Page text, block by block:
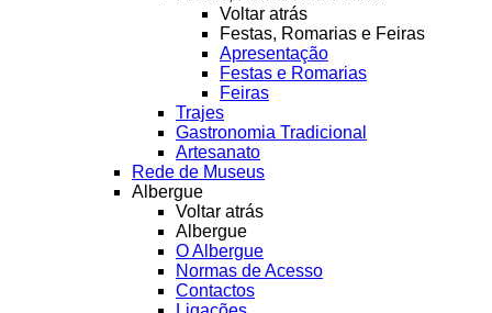
Voltar atrás
Festas, Romarias e Feiras
Apresentação
Festas e Romarias
Feiras
Trajes
Gastronomia Tradicional
Artesanato
Rede de Museus
Albergue
Voltar atrás
Albergue
O Albergue
Normas de Acesso
Contactos